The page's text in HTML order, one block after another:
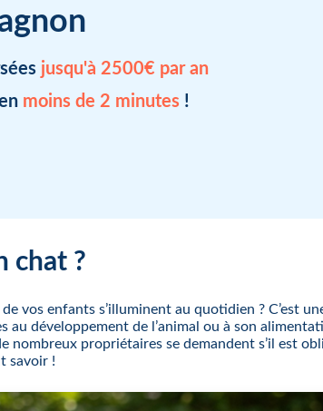
jusqu'à 2500€ par an
moins de 2 minutes !
chat ?
vos enfants s’illuminent au quotidien ? C’est
développement de l’animal ou à son
nombreux propriétaires se demandent s’il est
savoir !